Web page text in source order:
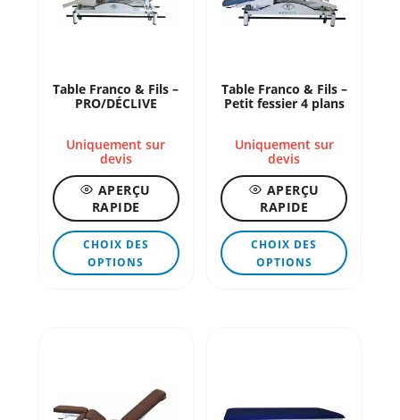
Table Franco & Fils –
PRO/DÉCLIVE
Uniquement sur
devis
APERÇU
RAPIDE
CHOIX DES
OPTIONS
produit
Table Franco & Fils –
Petit fessier 4 plans
Uniquement sur
devis
APERÇU
RAPIDE
CHOIX DES
OPTIONS
produit